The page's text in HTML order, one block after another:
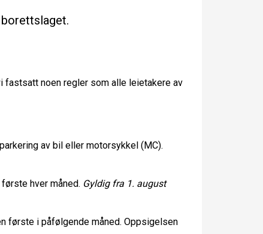
fastsatt noen regler som alle leietakere av
av bil eller motorsykkel (MC).
hver måned. Gyldig fra 1. august
første i påfølgende måned. Oppsigelsen